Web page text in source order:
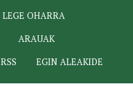
LEGE OHARRA
ARAUAK
RSS EGIN ALEAKIDE